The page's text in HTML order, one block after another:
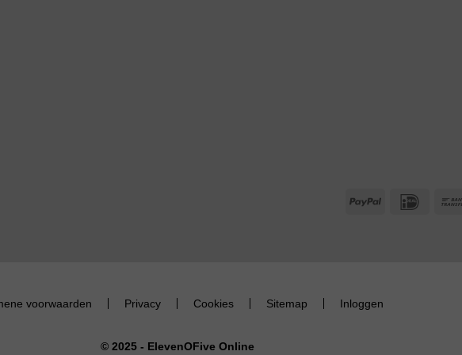
PayPal IDeal
voorwaarden Privacy Cookies Sitemap Inloggen
© 2025 - ElevenOFive Online